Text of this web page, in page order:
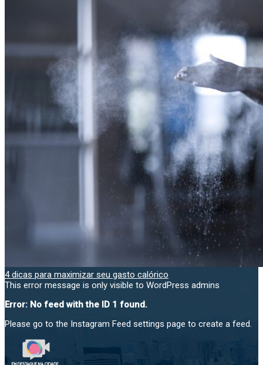
4 dicas para maximizar seu gasto calórico
This error message is only visible to WordPress admins
Error: No feed with the ID 1 found.
Please go to the Instagram Feed settings page to create a feed.